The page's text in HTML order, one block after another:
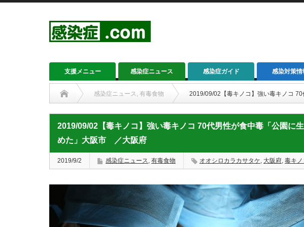
支援メニュー 感染症ニュース 感染症ガイド 感染対策情
感染症ニュース, 有毒食物 2019/09/02【毒キノコ】強い毒キノコ
2019/09/02【毒キノコ】強い毒キノコ 70代男性が食中毒「公園に
めた」大阪市 ／大阪府
2019/9/2 感染症ニュース, 有毒食物 オオシロカラカサタケ, 大阪府, 毒キノ